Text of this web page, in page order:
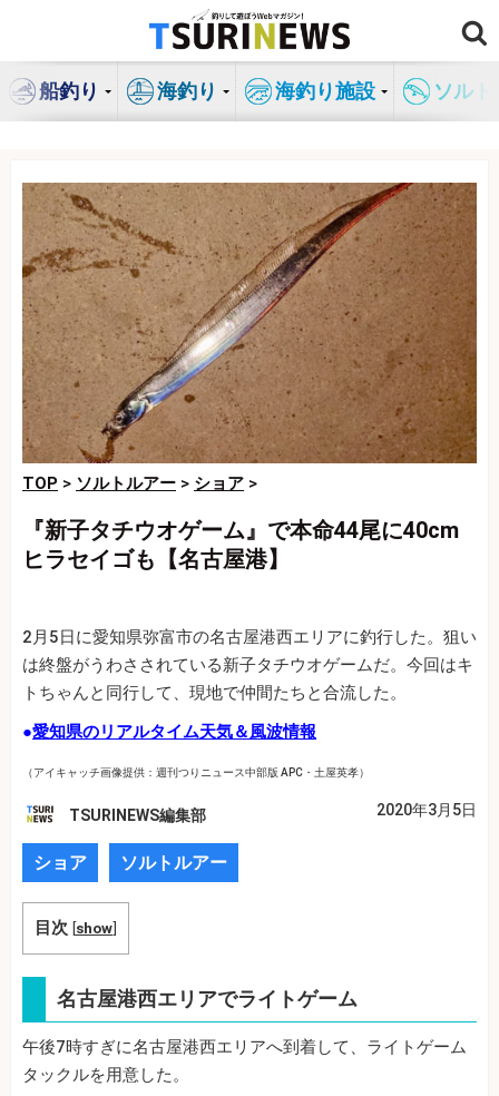
ン
船釣り 海釣り 海釣り施設 ソル
TOP > ソルトルアー > ショア >
『新子タチウオゲーム』で本命44尾に40cm
ヒラセイゴも【名古屋港】
2月5日に愛知県弥富市の名古屋港西エリアに釣行した。狙い
は終盤がうわさされている新子タチウオゲームだ。今回はキ
トちゃんと同行して、現地で仲間たちと合流した。
●愛知県のリアルタイム天気＆風波情報
（アイキャッチ画像提供：週刊つりニュース中部版 APC・土屋英孝）
TSURINEWS編集部 2020年3月5日
ショア ソルトルアー
目次 [show]
名古屋港西エリアでライトゲーム
午後7時すぎに名古屋港西エリアへ到着して、ライトゲーム
タックルを用意した。